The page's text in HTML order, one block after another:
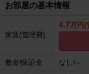
お部屋の基本情報
家賃(管理費)
4.7万円(
敷金/保証金 なし/--